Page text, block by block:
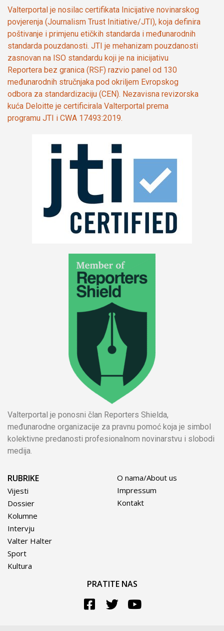
Valterportal je nosilac certifikata Inicijative novinarskog
povjerenja (Journalism Trust Initiative/JTI), koja definira
poštivanje i primjenu etičkih standarda i međunarodnih
standarda pouzdanosti. JTI je mehanizam pouzdanosti
zasnovan na ISO standardu koji je na inicijativu
Reportera bez granica (RSF) razvio panel od 130
međunarodnih stručnjaka pod okriljem Evropskog
odbora za standardizaciju (CEN). Nezavisna revizorska
kuća Deloitte je certificirala Valterportal prema
programu JTI i CWA 17493:2019.
Valterportal je ponosni član Reporters Shielda,
međunarodne organizacije za pravnu pomoć koja je simbol
kolektivne predanosti profesionalnom novinarstvu i slobodi
medija.
RUBRIKE
Vijesti
Dossier
Kolumne
Intervju
Valter Halter
Sport
Kultura
O nama/About us
Impressum
Kontakt
PRATITE NAS